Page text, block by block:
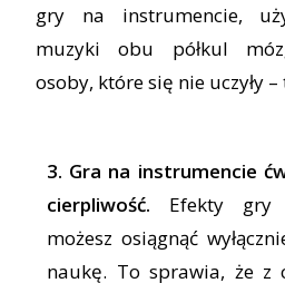
gry na instrumencie,
muzyki obu półkul
osoby, które się nie uczyły
3. Gra na instrumencie
cierpliwość. Efekty gry
możesz osiągnąć
naukę. To sprawia, że z